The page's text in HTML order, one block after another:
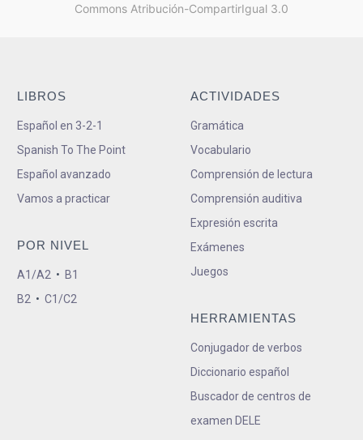
Commons Atribución-CompartirIgual 3.0
LIBROS
Español en 3-2-1
Spanish To The Point
Español avanzado
Vamos a practicar
POR NIVEL
A1/A2 • B1
B2 • C1/C2
ACTIVIDADES
Gramática
Vocabulario
Comprensión de lectura
Comprensión auditiva
Expresión escrita
Exámenes
Juegos
HERRAMIENTAS
Conjugador de verbos
Diccionario español
Buscador de centros de
examen DELE